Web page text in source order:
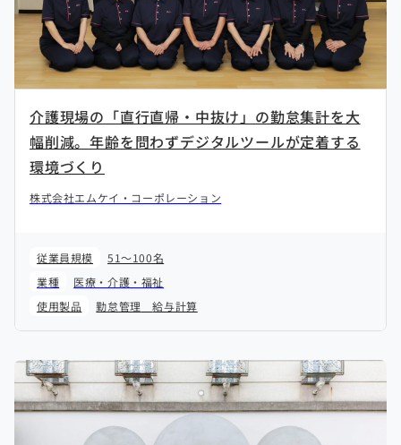
介護現場の「直行直帰・中抜け」の勤怠集計を大
幅削減。年齢を問わずデジタルツールが定着する
環境づくり
株式会社エムケイ・コーポレーション
従業員規模
51～100名
業種
医療・介護・福祉
使用製品
勤怠管理 給与計算